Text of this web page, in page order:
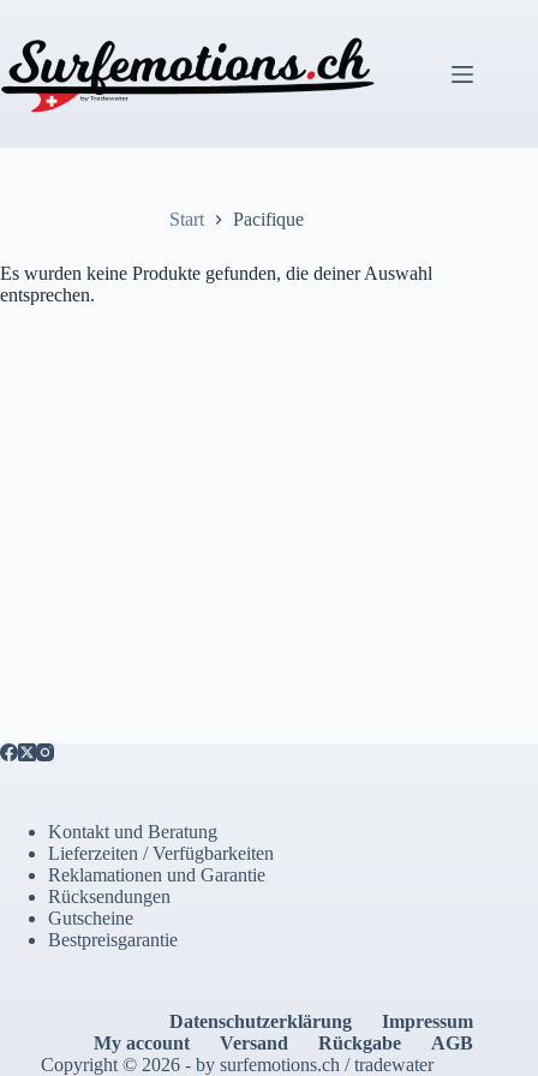
springen
Start Pacifique
Es wurden keine Produkte gefunden, die deiner Auswahl
entsprechen.
Kontakt und Beratung
Lieferzeiten / Verfügbarkeiten
Reklamationen und Garantie
Rücksendungen
Gutscheine
Bestpreisgarantie
Datenschutzerklärung
Impressum
My account
Versand Rückgabe
AGB
Copyright © 2026 - by surfemotions.ch / tradewater